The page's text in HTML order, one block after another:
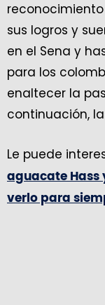
sus logros y
en el Sena y
para los
enaltecer la
continuación,
Le puede
aguacate Hass
verlo para